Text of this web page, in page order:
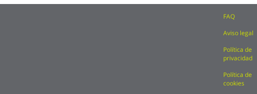
FAQ
Aviso legal
Política de
privacidad
Política de
cookies